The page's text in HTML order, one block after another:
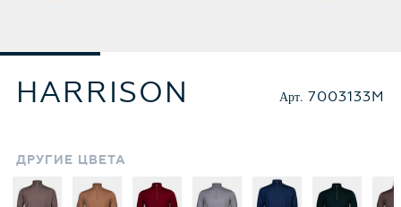
HARRISON Арт. 7003133M
ДРУГИЕ ЦВЕТА